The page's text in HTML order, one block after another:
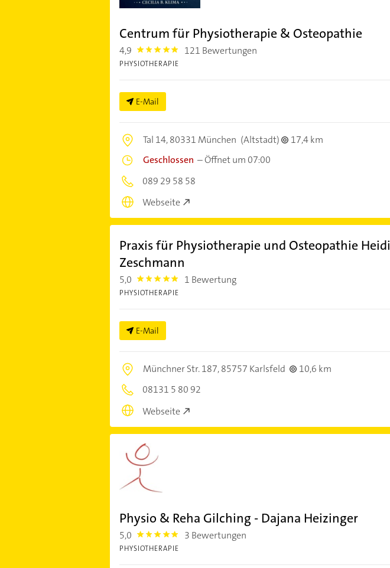
Centrum für Physiotherapie & Osteopathie
4,9 4.9 121 Bewertungen
PHYSIOTHERAPIE
E-Mail
Tal 14,80331 München (Altstadt)
17,4 km
Geschlossen –Öffnet um 07:00
089 29 58 58
Webseite
Praxis für Physiotherapie und Osteopathie Heidi
Zeschmann
5,0 5.0 1 Bewertung
PHYSIOTHERAPIE
E-Mail
Münchner Str. 187,85757 Karlsfeld
10,6 km
08131 5 80 92
Webseite
Physio & Reha Gilching - Dajana Heizinger
5,0 5.0 3 Bewertungen
PHYSIOTHERAPIE